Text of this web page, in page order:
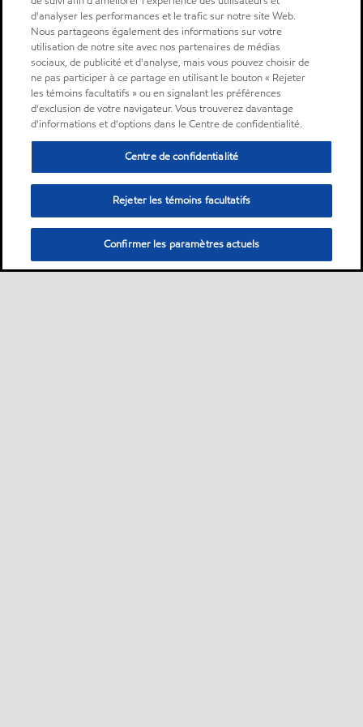
d'analyser les performances et le trafic sur notre site Web.
Nous partageons également des informations sur votre
utilisation de notre site avec nos partenaires de médias
sociaux, de publicité et d'analyse, mais vous pouvez choisir de
ne pas participer à ce partage en utilisant le bouton « Rejeter
les témoins facultatifs » ou en signalant les préférences
d'exclusion de votre navigateur. Vous trouverez davantage
d'informations et d'options dans le Centre de confidentialité.
Centre de confidentialité
Rejeter les témoins facultatifs
Confirmer les paramètres actuels